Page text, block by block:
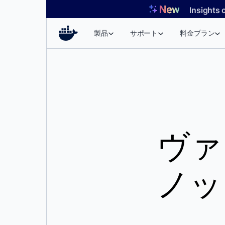
Insights
製品 サポート 料金プラン
ヴ
ノ